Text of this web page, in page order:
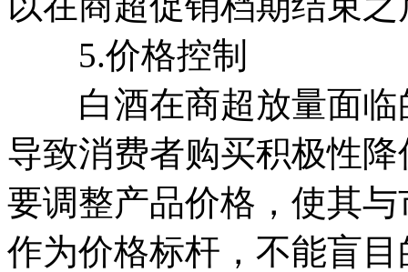
5.价格控制
白酒在商超放量面临
导致消费者购买积极性
要调整产品价格，使其
作为价格标杆，不能盲